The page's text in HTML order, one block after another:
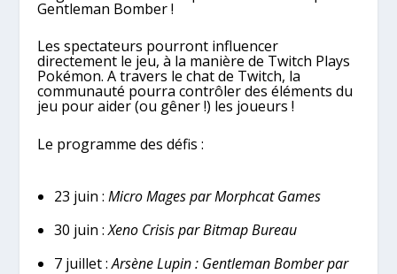
Gentleman Bomber !
Les spectateurs pourront influencer
directement le jeu, à la manière de Twitch Plays
Pokémon. A travers le chat de Twitch, la
communauté pourra contrôler des éléments du
jeu pour aider (ou gêner !) les joueurs !
Le programme des défis :
23 juin : Micro Mages par Morphcat Games
30 juin :Xeno Crisis par Bitmap Bureau
7 juillet :Arsène Lupin : Gentleman Bomber par